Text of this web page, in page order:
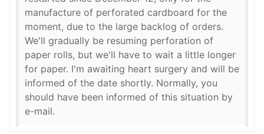
manufacture of perforated cardboard for the
moment, due to the large backlog of orders.
We'll gradually be resuming perforation of
paper rolls, but we'll have to wait a little longer
for paper. I'm awaiting heart surgery and will be
informed of the date shortly. Normally, you
should have been informed of this situation by
e-mail.